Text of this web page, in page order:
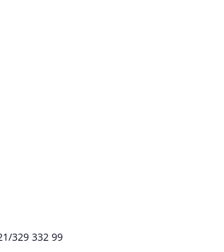
329 332 99